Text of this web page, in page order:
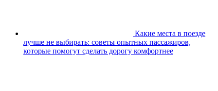
Какие места в поезде
лучше не выбирать: советы опытных пассажиров,
которые помогут сделать дорогу комфортнее